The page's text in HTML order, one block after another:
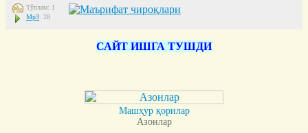
Тўплам: 1
Mp3: 28
САЙТ ИШГА ТУШДИ
Машҳур қорилар
Азонлар